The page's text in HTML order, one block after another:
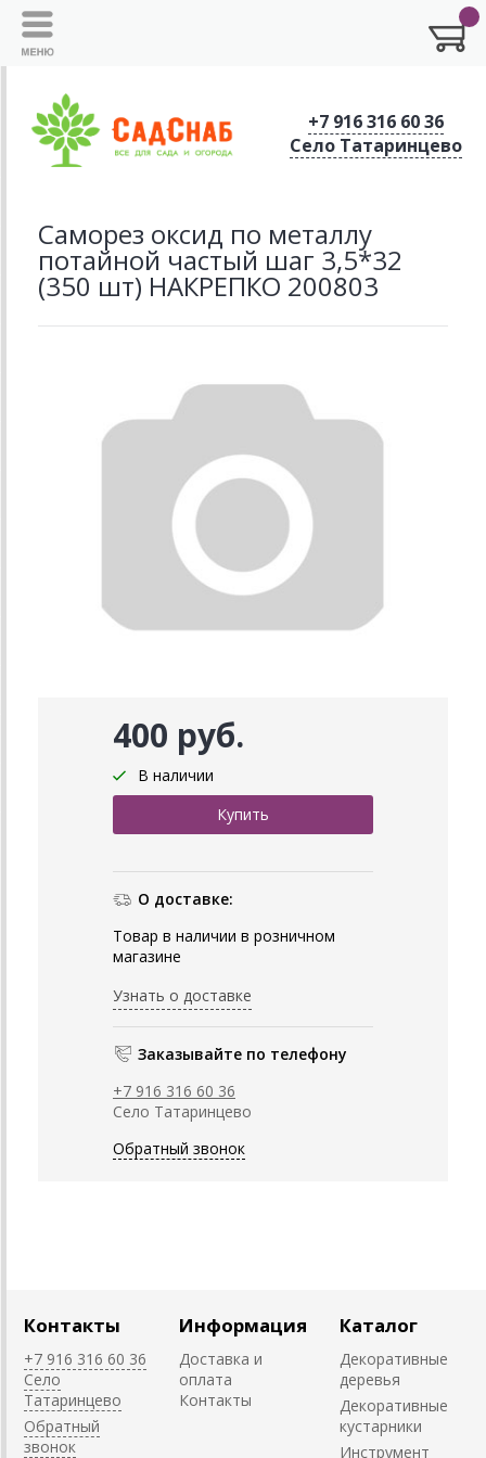
+7 916 316 60 36
Село Татаринцево
Саморез оксид по металлу
потайной частый шаг 3,5*32
(350 шт) НАКРЕПКО 200803
400 руб.
В наличии
О доставке:
Товар в наличии в розничном
магазине
Узнать о доставке
Заказывайте по телефону
+7 916 316 60 36
Село Татаринцево
Обратный звонок
Контакты
+7 916 316 60 36
Село
Татаринцево
Обратный
звонок
Информация
Доставка и
оплата
Контакты
Каталог
Декоративные
деревья
Декоративные
кустарники
Инструмент